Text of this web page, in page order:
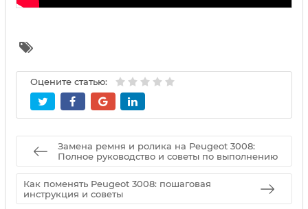
Оцените статью:
Замена ремня и ролика на Peugeot 3008:
Полное руководство и советы по выполнению
Как поменять Peugeot 3008: пошаговая
инструкция и советы